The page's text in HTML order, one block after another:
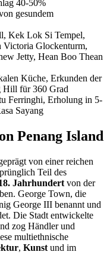
40-50%
gesundem
Kek Lok Si Tempel,
Victoria Glockenturm,
Jetty, Hean Boo Thean
Küche, Erkunden der
Hill für 360 Grad
Ferringhi, Erholung in 5-
Sayang
Penang Island
von einer reichen
Teil des
Jahrhundert von der
George Town, die
George III benannt und
Die Stadt entwickelte
zog Händler und
multiethnische
, Kunst und im